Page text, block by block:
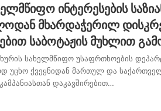
ინტერესების
მხარდაჭერილ
საბოტაჟის მუხლით
სახელმწიფო უსაფრთხოების
უცხო ქვეყნიდან მართულ და
დაკავშირებით…